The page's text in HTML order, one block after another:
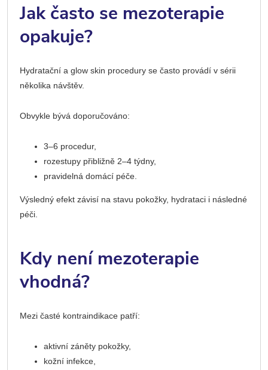
Jak často se mezoterapie
opakuje?
Hydratační a glow skin procedury se často provádí v sérii
několika návštěv.
Obvykle bývá doporučováno:
3–6 procedur,
rozestupy přibližně 2–4 týdny,
pravidelná domácí péče.
Výsledný efekt závisí na stavu pokožky, hydrataci i následné
péči.
Kdy není mezoterapie
vhodná?
Mezi časté kontraindikace patří:
aktivní záněty pokožky,
kožní infekce,